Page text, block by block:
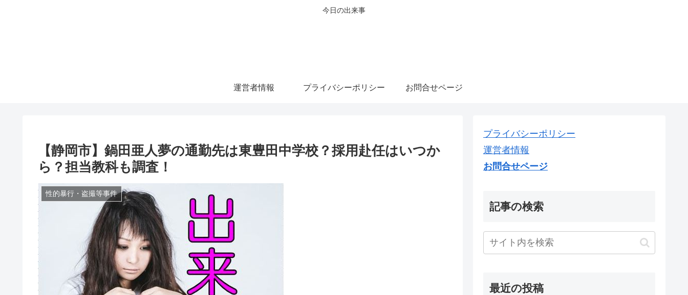
今日の出来事
運営者情報 プライバシーポリシー お問合せページ
【静岡市】鍋田亜人夢の通勤先は東豊田中学校？採用赴任はいつか
ら？担当教科も調査！
性的暴行・盗撮等事件
プライバシーポリシー
運営者情報
お問合せページ
記事の検索
最近の投稿